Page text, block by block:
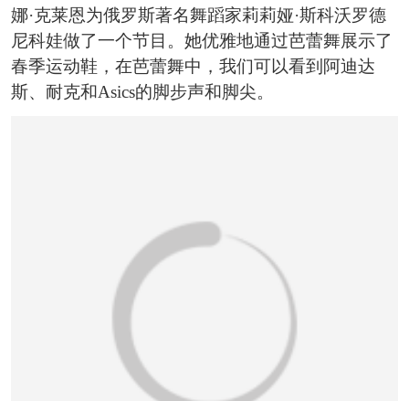
恭喜138****8638用户作品已成功备案！
恭喜133****9020用户作品已成功备案！
娜·克莱恩为俄罗斯著名舞蹈家莉莉娅·斯科沃罗德
尼科娃做了一个节目。她优雅地通过芭蕾舞展示了
春季运动鞋，在芭蕾舞中，我们可以看到阿迪达
斯、耐克和Asics的脚步声和脚尖。